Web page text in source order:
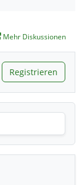
Mehr Diskussionen
Registrieren